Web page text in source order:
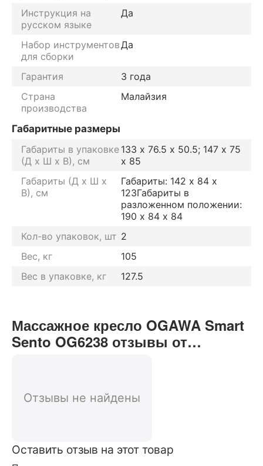
Инструкция на
русском языке
Да
Набор инструментов
для сборки
Да
Гарантия
3 года
Страна
производства
Малайзия
Габаритные размеры
Габариты в упаковке
(Д х Ш х В), см
133 х 76.5 х 50.5; 147 х 75
х 85
Габариты (Д х Ш х
В), см
Габариты: 142 х 84 х
123Габариты в
разложенном положении:
190 х 84 х 84
Кол-во упаковок, шт 2
Вес, кг
105
Вес в упаковке, кг
127.5
Массажное кресло OGAWA Smart
Sento OG6238 отзывы от
Отзывы не найдены
Оставить отзыв на этот товар